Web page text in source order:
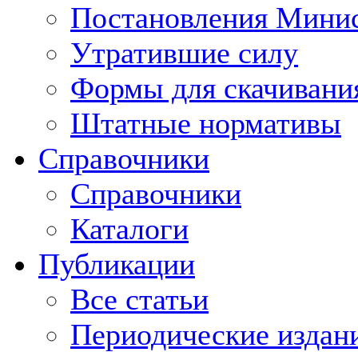
Постановления
Утратившие силу
Формы для
Штатные нормативы
Справочники
Справочники
Каталоги
Публикации
Все статьи
Периодические